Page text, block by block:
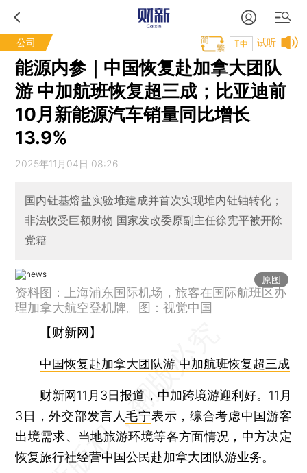
公司 试听
T中
能源内参｜中国恢复赴加拿大团队
游 中加航班恢复超三成；比亚迪前
10月新能源汽车销量同比增长
13.9%
2025年11月04日 08:26
国内钍基熔盐实验堆建成并首次实现堆内钍铀转化；
非法收受巨额财物 国家发改委原副主任徐宪平被开除
党籍
原图
资料图：上海浦东国际机场，旅客在国际航班区办
理加拿大航空登机牌。图：视觉中国
【财新网】
中国恢复赴加拿大团队游 中加航班恢复超三成
财新网11月3日报道，中加跨境游迎利好。11月
3日，外交部发言人毛宁表示，综合考虑中国游客
出境需求、当地旅游环境等各方面情况，中方决定
恢复旅行社经营中国公民赴加拿大团队游业务。